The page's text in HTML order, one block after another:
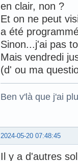
en clair, non ?
Et on ne peut
a été
Sinon...j'ai pas
Mais vendredi
(d' ou ma
Ben v'là que j'ai
2024-05-20 07:48:45
Il y a d'autres